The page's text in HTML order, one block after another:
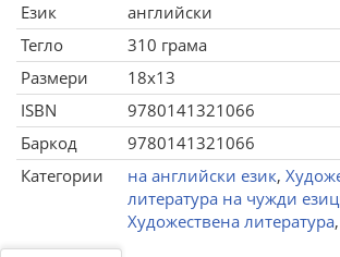
Език
английски
Тегло
310 грама
Размери
18x13
ISBN
9780141321066
Баркод
9780141321066
Категории
на английски език,
литература на чужди
Художествена литература,